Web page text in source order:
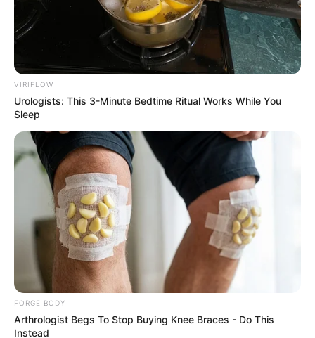
Iconic '90s Entertainment Couples We'll Never Forget
BRAINBERRIES
VIRIFLOW
Urologists: This 3-Minute Bedtime Ritual Works While You
Sleep
FORGE BODY
Arthrologist Begs To Stop Buying Knee Braces - Do This
Instead